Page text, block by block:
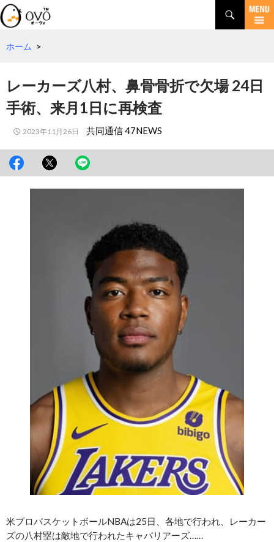
検
索
コ
テ
動
ホーム >
レーカーズ八村、鼻骨骨折で欠場 24日
手術、来月1日に再検査
2023年11月26日 共同通信 47NEWS
米プロバスケットボールNBAは25日、各地で行われ、レーカー
ズの八村塁は敵地で行われたキャバリアーズ……